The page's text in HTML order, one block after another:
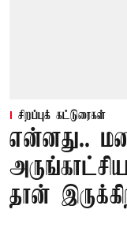
சிறப்புக் கட்டுரைகள்
என்னது..
தான்